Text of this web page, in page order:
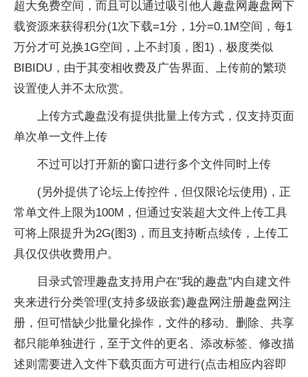
超大免费空间，而且可以通过吸引他人趣盘网趣盘网下
载资源来获得积分(1次下载=1分，1分=0.1M空间，每1
万分才可兑换1G空间，上不封顶，图1)，极度类似
BIBIDU，由于其变相收费及广告界面、上传前的繁琐
设置使人并不太欣赏。
上传方式趣盘没有提供批量上传方式，仅支持页面
单次单一文件上传
不过可以打开新的窗口进行多个文件同时上传
(另外提供了论坛上传控件，但仅限论坛使用)，正
常单文件上限为100M，但通过安装超大文件上传工具
可将上限提升为2G(图3)，而且支持断点续传，上传工
具仅仅供收费用户。
目录式管理趣盘支持用户在"我的趣盘"内自建文件
夹来进行分类管理(支持多级嵌套)趣盘网注册趣盘网注
册，但可惜缺少批量化操作，文件的移动、删除、共享
都只能单独进行，至于文件的更名、添改标签、修改描
述则需要进入文件下载页面方可进行(点击相应内容即